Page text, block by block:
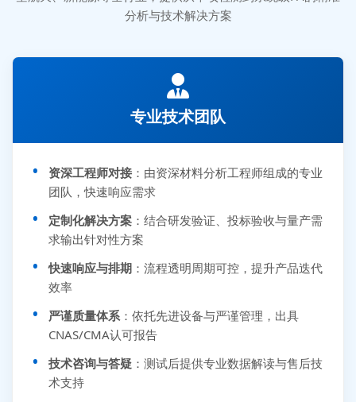
分析与技术解决方案
专业技术团队
资深工程师对接 ：由资深材料分析工程师组成的专业
团队，快速响应需求
定制化解决方案 ：结合研发验证、投标验收与量产需
求输出针对性方案
快速响应与排期 ：流程透明周期可控，提升产品迭代
效率
严谨质量体系：依托先进设备与严谨管理，出具
CNAS/CMA认可报告
技术咨询与答疑 ：测试后提供专业数据解读与售后技
术支持